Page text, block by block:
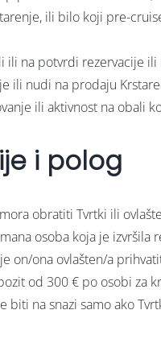
ili bilo koji pre-
ili na potvrdi rezervacije
ili nudi na prodaju
ili aktivnost na
i polog
obratiti Tvrtki ili
osoba koja je
on/ona ovlašten/a
od 300 € po osobi za
biti na snazi samo ako